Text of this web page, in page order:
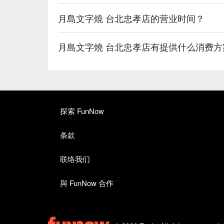
【五目大阪燒】多樣食材，風味豐富
【廣島風摩登燒】層次分明，醬汁濃郁
🥤 特色飲品
【可爾必思沙瓦】乳酸香濃，甜潤可口
【烏龍茶沙瓦】茶香濃厚，回甘順滑
💡 未成年請勿飲酒；禁止酒駕
月島文字燒 台北忠孝店的营业时间？
月島文字燒 台北忠孝店有提供什么消费
探索 FunNow
条款
联络我们
與 FunNow 合作